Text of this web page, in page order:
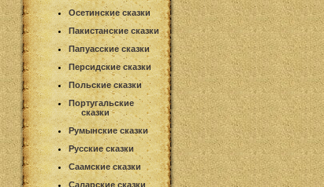
Осетинские сказки
Пакистанские сказки
Папуасские сказки
Персидские сказки
Польские сказки
Португальские
сказки
Румынские сказки
Русские сказки
Саамские сказки
Саларские сказки